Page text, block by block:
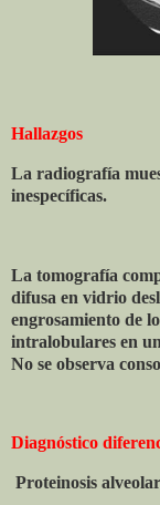
Hallazgos
La radiografía
inespecíficas.
La tomografía
difusa en vidrio
engrosamiento de
intralobulares en
No se observa
Diagnóstico
Proteinosis